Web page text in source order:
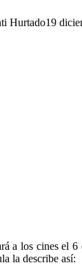
Hurtado19
a los cines el
la describe así: